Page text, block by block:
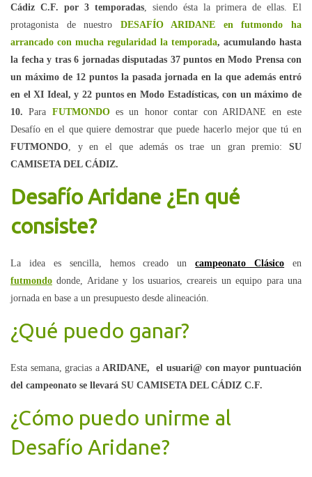
Cádiz C.F. por 3 temporadas, siendo ésta la primera de ellas. El
protagonista de nuestro DESAFÍO ARIDANE en futmondo ha
arrancado con mucha regularidad la temporada, acumulando hasta
la fecha y tras 6 jornadas disputadas 37 puntos en Modo Prensa con
un máximo de 12 puntos la pasada jornada en la que además entró
en el XI Ideal, y 22 puntos en Modo Estadísticas, con un máximo de
10. Para FUTMONDOes un honor contar con ARIDANE en este
Desafío en el que quiere demostrar que puede hacerlo mejor que tú en
FUTMONDO, y en el que además os trae un gran premio: SU
CAMISETA DEL CÁDIZ.
Desafío Aridane ¿En qué
consiste?
La idea es sencilla, hemos creado uncampeonato Clásico en
futmondo donde, Aridane y los usuarios, creareis un equipo para una
jornada en base a un presupuesto desde alineación.
¿Qué puedo ganar?
Esta semana, gracias a ARIDANE,el usuari@ con mayor puntuación
del campeonato se llevará SU CAMISETA DEL CÁDIZ C.F.
¿Cómo puedo unirme al
Desafío Aridane?